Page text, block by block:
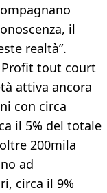
il
realtà”.
tout court
attiva ancora
con circa
il 5% del totale
200mila
ad
circa il 9%